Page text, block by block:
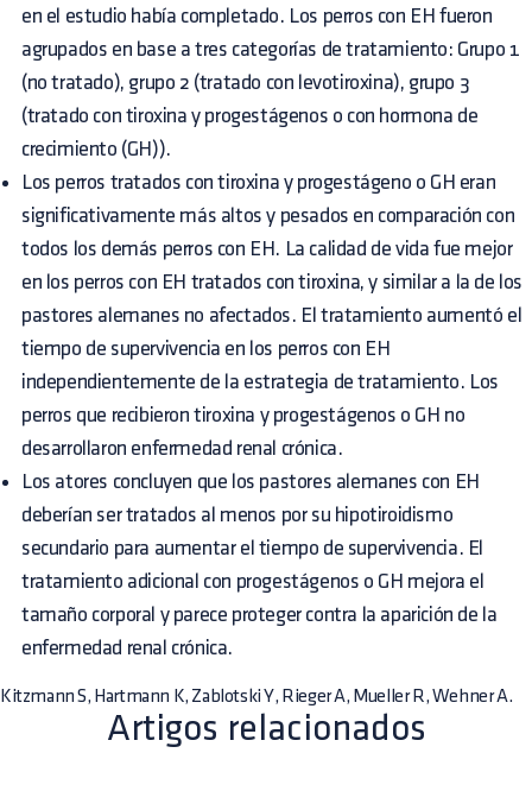
en el estudio había completado. Los perros con EH fueron
agrupados en base a tres categorías de tratamiento: Grupo 1
(no tratado), grupo 2 (tratado con levotiroxina), grupo 3
(tratado con tiroxina y progestágenos o con hormona de
crecimiento (GH)).
Los perros tratados con tiroxina y progestágeno o GH eran
significativamente más altos y pesados en comparación con
todos los demás perros con EH. La calidad de vida fue mejor
en los perros con EH tratados con tiroxina, y similar a la de los
pastores alemanes no afectados. El tratamiento aumentó el
tiempo de supervivencia en los perros con EH
independientemente de la estrategia de tratamiento. Los
perros que recibieron tiroxina y progestágenos o GH no
desarrollaron enfermedad renal crónica.
Los atores concluyen que los pastores alemanes con EH
deberían ser tratados al menos por su hipotiroidismo
secundario para aumentar el tiempo de supervivencia. El
tratamiento adicional con progestágenos o GH mejora el
tamaño corporal y parece proteger contra la aparición de la
enfermedad renal crónica.
Kitzmann S, Hartmann K, Zablotski Y, Rieger A, Mueller R, Wehner A.
Artigos relacionados